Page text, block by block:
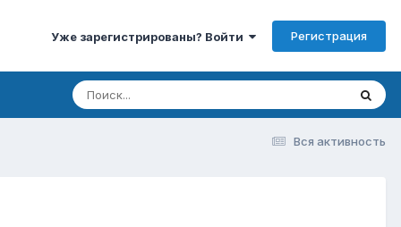
Уже зарегистрированы? Войти Регистрация
Вся активность